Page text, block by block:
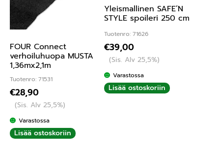
FOUR Connect
verhoiluhuopa MUSTA
1,36mx2,1m
Tuotenro: 71531
€28,90
(Sis. Alv 25,5%)
Varastossa
Lisää ostoskoriin
Yleismallinen SAFE’N
STYLE spoileri 250 cm
Tuotenro: 71626
€39,00
(Sis. Alv 25,5%)
Varastossa
Lisää ostoskoriin